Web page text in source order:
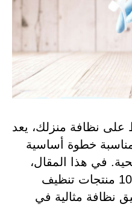
على نظافة منزلك، يعد
خطوة أساسية
في هذا المقال،
سنقدم لكم قائمة بأفضل 10 منتجات تنظيف
نظافة مثالية في